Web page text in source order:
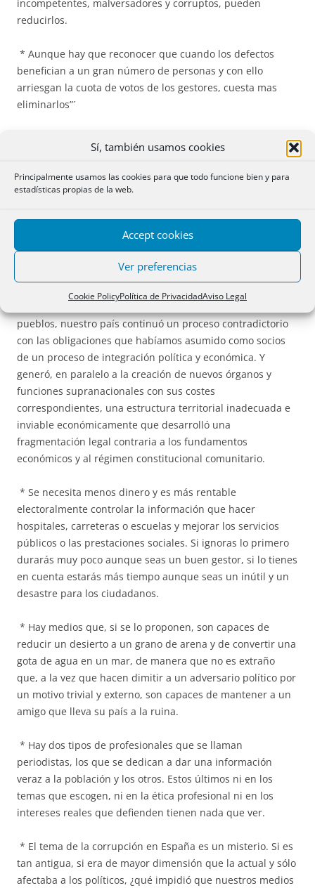
Sí, también usamos cookies
Principalmente usamos las cookies para que todo funcione bien y para
estadísticas propias de la web.
Accept cookies
Ver preferencias
Cookie PolicyPolítica de PrivacidadAviso Legal
incompetentes, malversadores y corruptos, pueden
reducirlos.
* Aunque hay que reconocer que cuando los defectos
benefician a un gran número de personas y con ello
arriesgan la cuota de votos de los gestores, cuesta mas
eliminarlos”´
problemas de los manifestantes.
* La calidad de las democracias depende de la reacción
contrarias a la legislación, la incompetencia y la
* Mientras los grandes países europeos pasaban a
convertirse en una especie de provincias de un nuevo
pueblos, nuestro país continuó un proceso contradictorio
con las obligaciones que habíamos asumido como socios
de un proceso de integración política y económica. Y
generó, en paralelo a la creación de nuevos órganos y
funciones supranacionales con sus costes
correspondientes, una estructura territorial inadecuada e
inviable económicamente que desarrolló una
fragmentación legal contraria a los fundamentos
económicos y al régimen constitucional comunitario.
* Se necesita menos dinero y es más rentable
electoralmente controlar la información que hacer
hospitales, carreteras o escuelas y mejorar los servicios
públicos o las prestaciones sociales. Si ignoras lo primero
durarás muy poco aunque seas un buen gestor, si lo tienes
en cuenta estarás más tiempo aunque seas un inútil y un
desastre para los ciudadanos.
* Hay medios que, si se lo proponen, son capaces de
reducir un desierto a un grano de arena y de convertir una
gota de agua en un mar, de manera que no es extraño
que, a la vez que hacen dimitir a un adversario político por
un motivo trivial y externo, son capaces de mantener a un
amigo que lleva su país a la ruina.
* Hay dos tipos de profesionales que se llaman
periodistas, los que se dedican a dar una información
veraz a la población y los otros. Estos últimos ni en los
temas que escogen, ni en la ética profesional ni en los
intereses reales que defienden tienen nada que ver.
* El tema de la corrupción en España es un misterio. Si es
tan antigua, si era de mayor dimensión que la actual y sólo
afectaba a los políticos, ¿qué impidió que nuestros medios